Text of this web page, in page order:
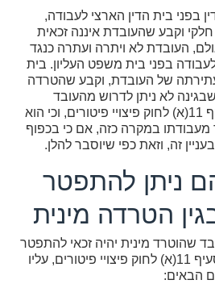
בפני בית הדין הארצי לעבודה,
וקבע שהעובדת איננה זכאית
העובדת לא ויתרה ועתרה כנגד
בפני בית משפט העליון. בית
של העובדת, וקבע שהטרדה
לא ניתן לדרוש מהעובד
שימשיך בעבודתו לפי סעיף 11(א) לחוק פיצויי פיטורים, וכי הוא
מעבודתו במקרה כזה, אם כי בכפוף
זה, וזאת כפי שיוסבר להלן.
ניתן להתפטר
הטרדה מינית
שהוטרד מינית יהיה זכאי להתפטר
בדין מפוטר עקב כך לפי סעיף 11(א) לחוק פיצויי פיטורים, עליו
הבאים: